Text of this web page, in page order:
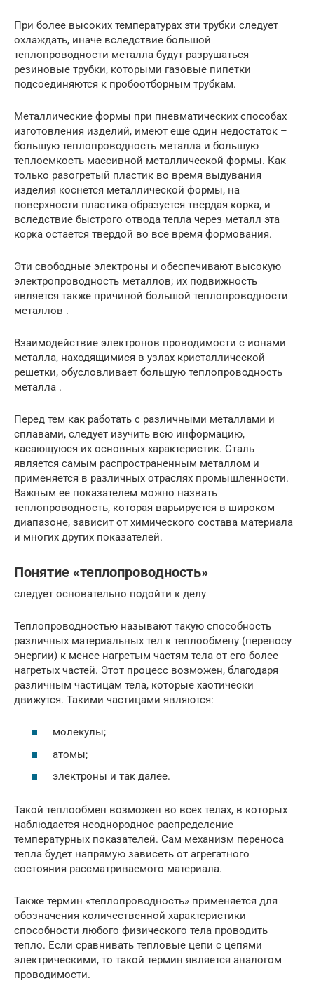
При более высоких температурах эти трубки следует
охлаждать, иначе вследствие большой
теплопроводности металла будут разрушаться
резиновые трубки, которыми газовые пипетки
подсоединяются к пробоотборным трубкам.
Металлические формы при пневматических способах
изготовления изделий, имеют еще один недостаток –
большую теплопроводность металла и большую
теплоемкость массивной металлической формы. Как
только разогретый пластик во время выдувания
изделия коснется металлической формы, на
поверхности пластика образуется твердая корка, и
вследствие быстрого отвода тепла через металл эта
корка остается твердой во все время формования.
Эти свободные электроны и обеспечивают высокую
электропроводность металлов; их подвижность
является также причиной большой теплопроводности
металлов .
Взаимодействие электронов проводимости с ионами
металла, находящимися в узлах кристаллической
решетки, обусловливает большую теплопроводность
металла .
Перед тем как работать с различными металлами и
сплавами, следует изучить всю информацию,
касающуюся их основных характеристик. Сталь
является самым распространенным металлом и
применяется в различных отраслях промышленности.
Важным ее показателем можно назвать
теплопроводность, которая варьируется в широком
диапазоне, зависит от химического состава материала
и многих других показателей.
Понятие «теплопроводность»
следует основательно подойти к делу
Теплопроводностью называют такую способность
различных материальных тел к теплообмену (переносу
энергии) к менее нагретым частям тела от его более
нагретых частей. Этот процесс возможен, благодаря
различным частицам тела, которые хаотически
движутся. Такими частицами являются:
молекулы;
атомы;
электроны и так далее.
Такой теплообмен возможен во всех телах, в которых
наблюдается неоднородное распределение
температурных показателей. Сам механизм переноса
тепла будет напрямую зависеть от агрегатного
состояния рассматриваемого материала.
Также термин «теплопроводность» применяется для
обозначения количественной характеристики
способности любого физического тела проводить
тепло. Если сравнивать тепловые цепи с цепями
электрическими, то такой термин является аналогом
проводимости.